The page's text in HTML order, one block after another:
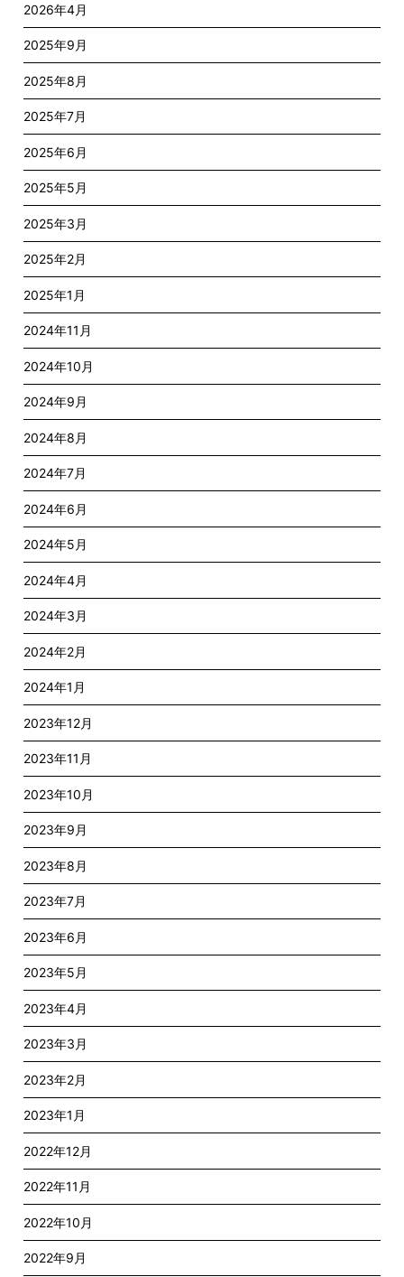
2026年4月
2025年9月
2025年8月
2025年7月
2025年6月
2025年5月
2025年3月
2025年2月
2025年1月
2024年11月
2024年10月
2024年9月
2024年8月
2024年7月
2024年6月
2024年5月
2024年4月
2024年3月
2024年2月
2024年1月
2023年12月
2023年11月
2023年10月
2023年9月
2023年8月
2023年7月
2023年6月
2023年5月
2023年4月
2023年3月
2023年2月
2023年1月
2022年12月
2022年11月
2022年10月
2022年9月